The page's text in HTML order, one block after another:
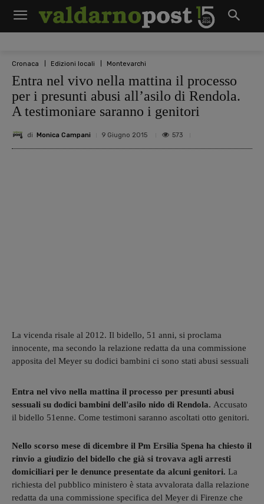
Cronaca Edizioni locali Montevarchi
Entra nel vivo nella mattina il processo
per i presunti abusi all’asilo di Rendola.
A testimoniare saranno i genitori
di Monica Campani 9 Giugno 2015 573
La vicenda risale al 2012. Il bidello, 51 anni, si proclama
innocente, ma secondo la relazione redatta da una commissione
apposita del Meyer su dodici bambini ci sono stati abusi sessuali
Entra nel vivo nella mattina il processo per presunti abusi
sessuali su dodici bambini dell'asilo nido di Rendola. Accusato
il bidello 51enne. Come testimoni saranno ascoltati otto genitori.
Nello scorso mese di dicembre il Pm Ersilia Spena ha chiesto il
rinvio a giudizio del bidello che già si trovava agli arresti
domiciliari per le denunce presentate da alcuni genitori. La
richiesta del pubblico ministero è stata avvalorata dalla relazione
redatta da una commissione specifica del Meyer di Firenze che